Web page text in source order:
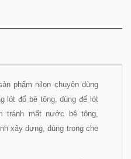
phẩm nilon chuyên dùng
lót đổ bê tông, dùng để lót
tránh mất nước bê tông,
xây dựng, dùng trong che